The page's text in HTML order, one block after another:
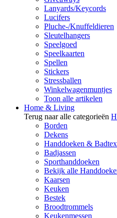
Lanyards/Keycords
Lucifers
Pluche-/Knuffeldieren
Sleutelhangers
Speelgoed
Speelkaarten
Spellen
Stickers
Stressballen
Winkelwagenmuntjes
Toon alle artikelen
Home & Living
Terug naar alle categorieën
Borden
Dekens
Handdoeken &
Badjassen
Sporthanddoeken
Bekijk alle
Kaarsen
Keuken
Bestek
Broodtrommels
Keukenmessen